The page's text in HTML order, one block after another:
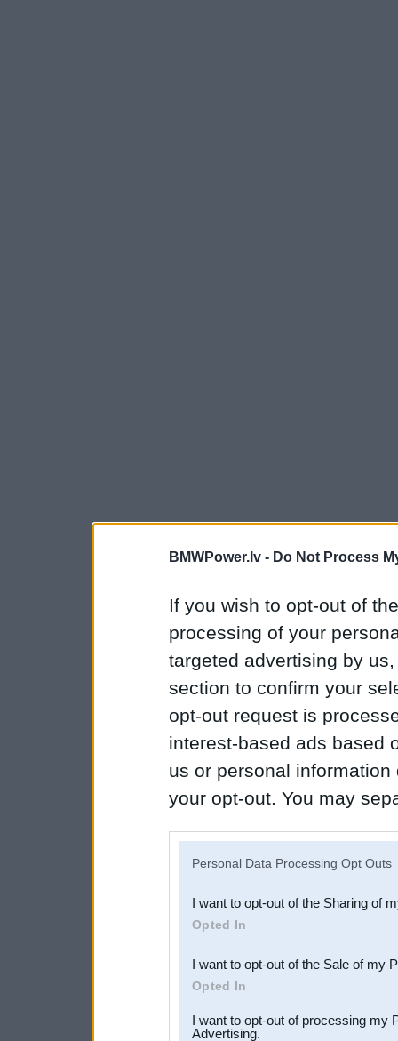
BMWPower.lv - Do Not Process
If you wish to opt-out of
processing of your
targeted advertising by
section to confirm your
opt-out request is
interest-based ads based
us or personal
your opt-out. You may
Downstream Participants
third parties.
Personal Data Processing Opt Outs
I want to opt-out of the Sharing of
Opted In
I want to opt-out of the Sale of my
Opted In
I want to opt-out of processing my
Advertising.